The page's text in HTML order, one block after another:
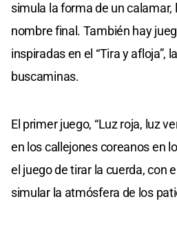
simula la forma de un calamar,
nombre final. También hay
inspiradas en el “Tira y afloja”,
buscaminas.
El primer juego, “Luz roja, luz
en los callejones coreanos en
el juego de tirar la cuerda, con
simular la atmósfera de los